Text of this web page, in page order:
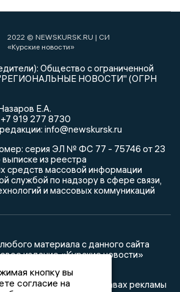
2022 © NEWSKURSK.RU | СИ
«Курские новости»
Общество с ограниченной
"РЕГИОНАЛЬНЫЕ НОВОСТИ" (ОГРН
Е.А.
919 277 8730
info@newskursk.ru
серия ЭЛ № ФС 77 - 75746 от 23
выписке из реестра
средств массовой информации
службой по надзору в сфере связи,
и массовых коммуникаций
материала с данного сайта
издание «Курские новости»
фоне размещены на правах рекламы
кнопку вы
согласие на